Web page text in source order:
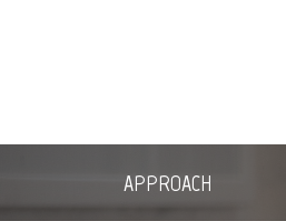
APPROACH